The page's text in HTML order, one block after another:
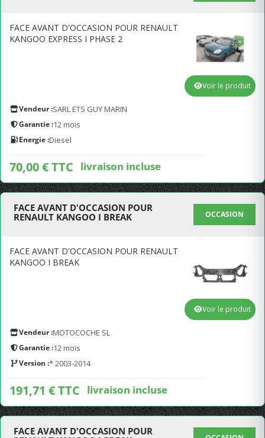
FACE AVANT D'OCCASION POUR RENAULT
KANGOO EXPRESS I PHASE 2
Vendeur :SARL ETS GUY MARIN
Garantie :12 mois
Energie :Diesel
70,00 € TTC livraison incluse
Voir le produit
FACE AVANT D'OCCASION POUR
RENAULT KANGOO I BREAK
OCCASION
FACE AVANT D'OCCASION POUR RENAULT
KANGOO I BREAK
Vendeur :MOTOCOCHE SL
Garantie :12 mois
Version :* 2003-2014
191,71 € TTC livraison incluse
Voir le produit
FACE AVANT D'OCCASION POUR